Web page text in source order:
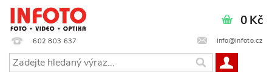
602 803 637 info@infoto.cz
0 Kč